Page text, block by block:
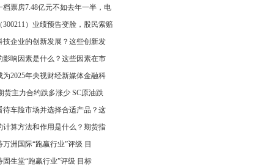
档票房7.48亿元不如去年一半，电
300211）业绩预告变脸，股民索赔
技企业的创新发展？这些创新发
影响因素是什么？这些因素在市
为2025年央视财经新媒体金融科
货主力合约跌多涨少 SC原油跌
待车险市场并选择合适产品？这
计算方法和作用是什么？期货指
洲国际“跑赢行业”评级 目
固生堂“跑赢行业”评级 目标